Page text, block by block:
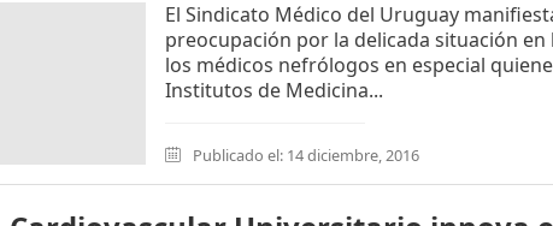
El Sindicato Médico del Uruguay
preocupación por la delicada situación en
los médicos nefrólogos en especial
Institutos de Medicina...
Publicado el: 14 diciembre, 2016